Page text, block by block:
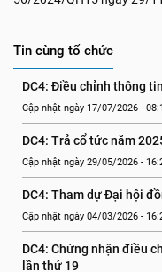
Tin cùng tổ chức
DC4: Điều chỉnh thông
Cập nhật ngày 17/07/2026 -
DC4: Trả cổ tức năm
Cập nhật ngày 29/05/2026 -
DC4: Tham dự Đại hội
Cập nhật ngày 04/03/2026 -
DC4: Chứng nhận điều
lần thứ 19